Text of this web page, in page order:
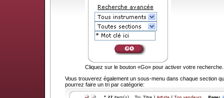
Cliquez sur le bouton «Go» pour activer votre recherche.
Vous trouverez également un sous-menu dans chaque section
pourrez faire un tri par catégorie: